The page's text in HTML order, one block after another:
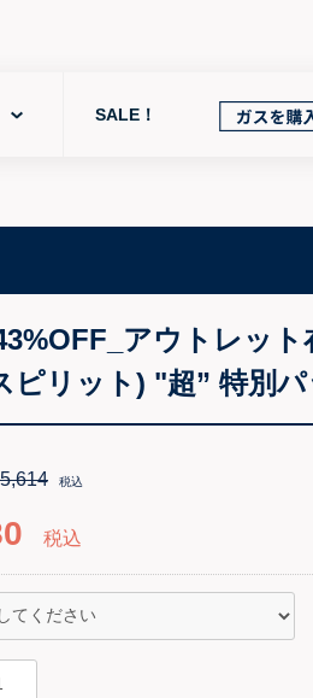
SALE！
アウトレット
ピリット) "超” 特別
税込
税込